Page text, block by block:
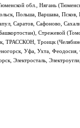
обл., Нягань
Польша, Варшава, Псков,
Саратов, Сафоново,
Стрежевой
ТРАССКОН, Троицк
Уфа, Ухта, Феодосия,
Электросталь,